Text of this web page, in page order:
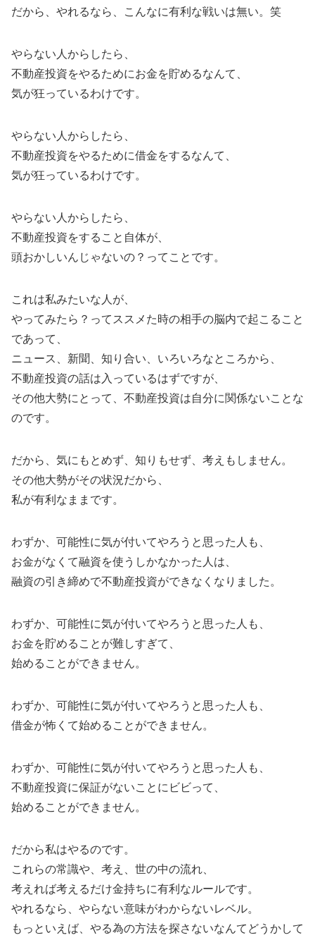
だから、やれるなら、こんなに有利な戦いは無い。笑
やらない人からしたら、
不動産投資をやるためにお金を貯めるなんて、
気が狂っているわけです。
やらない人からしたら、
不動産投資をやるために借金をするなんて、
気が狂っているわけです。
やらない人からしたら、
不動産投資をすること自体が、
頭おかしいんじゃないの？ってことです。
これは私みたいな人が、
やってみたら？ってススメた時の相手の脳内で起こること
であって、
ニュース、新聞、知り合い、いろいろなところから、
不動産投資の話は入っているはずですが、
その他大勢にとって、不動産投資は自分に関係ないことな
のです。
だから、気にもとめず、知りもせず、考えもしません。
その他大勢がその状況だから、
私が有利なままです。
わずか、可能性に気が付いてやろうと思った人も、
お金がなくて融資を使うしかなかった人は、
融資の引き締めで不動産投資ができなくなりました。
わずか、可能性に気が付いてやろうと思った人も、
お金を貯めることが難しすぎて、
始めることができません。
わずか、可能性に気が付いてやろうと思った人も、
借金が怖くて始めることができません。
わずか、可能性に気が付いてやろうと思った人も、
不動産投資に保証がないことにビビって、
始めることができません。
だから私はやるのです。
これらの常識や、考え、世の中の流れ、
考えれば考えるだけ金持ちに有利なルールです。
やれるなら、やらない意味がわからないレベル。
もっといえば、やる為の方法を探さないなんてどうかして